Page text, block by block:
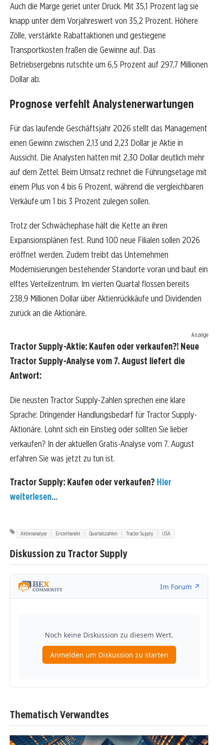
Auch die Marge geriet unter Druck. Mit 35,1 Prozent lag sie
knapp unter dem Vorjahreswert von 35,2 Prozent. Höhere
Zölle, verstärkte Rabattaktionen und gestiegene
Transportkosten fraßen die Gewinne auf. Das
Betriebsergebnis rutschte um 6,5 Prozent auf 297,7 Millionen
Dollar ab.
Prognose verfehlt Analystenerwartungen
Für das laufende Geschäftsjahr 2026 stellt das Management
einen Gewinn zwischen 2,13 und 2,23 Dollar je Aktie in
Aussicht. Die Analysten hatten mit 2,30 Dollar deutlich mehr
auf dem Zettel. Beim Umsatz rechnet die Führungsetage mit
einem Plus von 4 bis 6 Prozent, während die vergleichbaren
Verkäufe um 1 bis 3 Prozent zulegen sollen.
Trotz der Schwächephase hält die Kette an ihren
Expansionsplänen fest. Rund 100 neue Filialen sollen 2026
eröffnet werden. Zudem treibt das Unternehmen
Modernisierungen bestehender Standorte voran und baut ein
elftes Verteilzentrum. Im vierten Quartal flossen bereits
238,9 Millionen Dollar über Aktienrückkäufe und Dividenden
zurück an die Aktionäre.
Anzeige
Tractor Supply-Aktie: Kaufen oder verkaufen?! Neue
Tractor Supply-Analyse vom 7. August liefert die
Antwort:
Die neusten Tractor Supply-Zahlen sprechen eine klare
Sprache: Dringender Handlungsbedarf für Tractor Supply-
Aktionäre. Lohnt sich ein Einstieg oder sollten Sie lieber
verkaufen? In der aktuellen Gratis-Analyse vom 7. August
erfahren Sie was jetzt zu tun ist.
Tractor Supply: Kaufen oder verkaufen? Hier
weiterlesen...
Aktienanalyse Einzelhandel Quartalszahlen Tractor Supply USA
Diskussion zu Tractor Supply
Thematisch Verwandtes